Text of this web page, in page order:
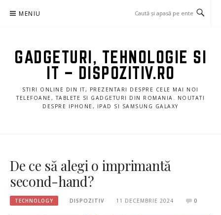
MENIU
GADGETURI, TEHNOLOGIE SI
IT – DISPOZITIV.RO
STIRI ONLINE DIN IT, PREZENTARI DESPRE CELE MAI NOI
TELEFOANE, TABLETE SI GADGETURI DIN ROMANIA. NOUTATI
DESPRE IPHONE, IPAD SI SAMSUNG GALAXY
De ce să alegi o imprimantă
second-hand?
TECHNOLOGY DISPOZITIV 11 DECEMBRIE 2024 0